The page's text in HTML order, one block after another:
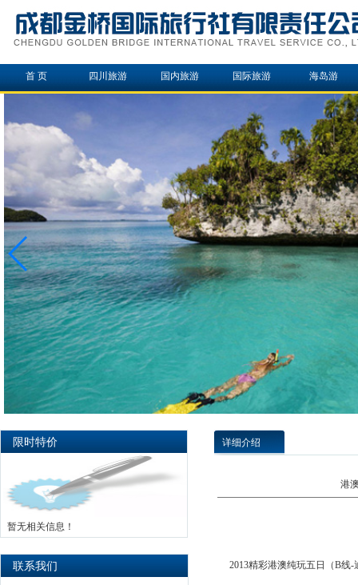
首 页 四川旅游 国内旅游 国际旅游 海岛游
限时特价
暂无相关信息！
联系我们
详细介绍
港
2013精彩港澳纯玩五日（B线